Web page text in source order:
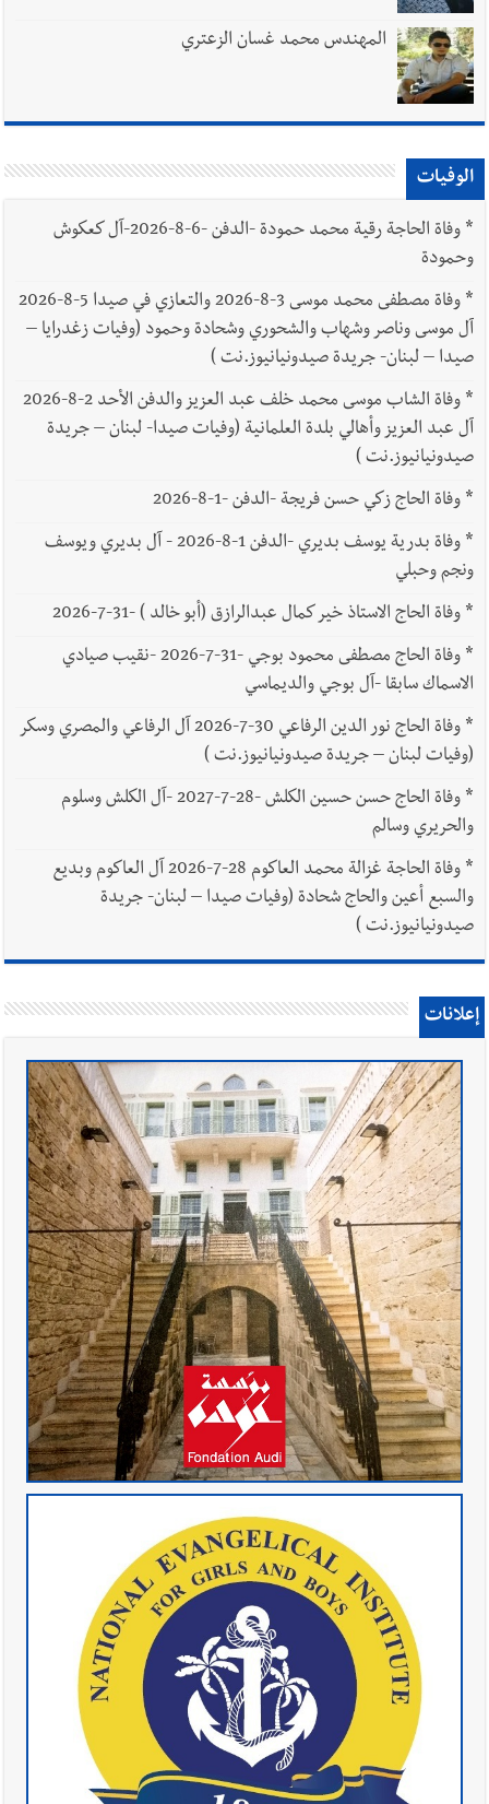
المهندس محمد غسان الزعتري
الوفيات
*
وفاة الحاجة رقية محمد حمودة -الدفن -6-8-2026-آل كعكوش
وحمودة
*
وفاة مصطفى محمد موسى 3-8-2026 والتعازي في صيدا 5-8-2026
آل موسى وناصر وشهاب والشحوري وشحادة وحمود (وفيات زغدرايا –
صيدا – لبنان- جريدة صيدونيانيوز.نت )
*
وفاة الشاب موسى محمد خلف عبد العزيز والدفن الأحد 2-8-2026
آل عبد العزيز وأهالي بلدة العلمانية (وفيات صيدا- لبنان – جريدة
صيدونيانيوز.نت )
*وفاة الحاج زكي حسن فريجة -الدفن -1-8-2026
*
وفاة بدرية يوسف بديري -الدفن 1-8-2026 - آل بديري ويوسف
ونجم وحبلي
*وفاة الحاج الاستاذ خير كمال عبدالرازق (أبو خالد ) -31-7-2026
*
وفاة الحاج مصطفى محمود بوجي -31-7-2026 -نقيب صيادي
الاسماك سابقا -آل بوجي والديماسي
*
وفاة الحاج نور الدين الرفاعي 30-7-2026 آل الرفاعي والمصري وسكر
(وفيات لبنان – جريدة صيدونيانيوز.نت )
*
وفاة الحاج حسن حسين الكلش -28-7-2027 -آل الكلش وسلوم
والحريري وسالم
*
وفاة الحاجة غزالة محمد العاكوم 28-7-2026 آل العاكوم وبديع
والسبع أعين والحاج شحادة (وفيات صيدا – لبنان- جريدة
صيدونيانيوز.نت )
إعلانات